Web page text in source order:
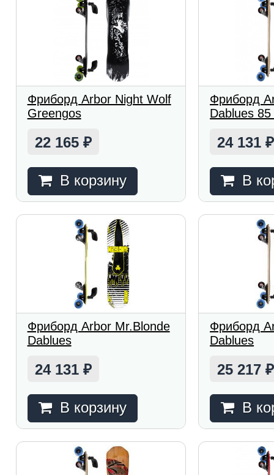
Фриборд Arbor Night Wolf
Greengos
22 165 ₽
В корзину
Фриборд
Dablues
24 131₽
В
Фриборд Arbor Mr.Blonde
Dablues
24 131 ₽
В корзину
Фриборд
Dablues
25 217₽
В